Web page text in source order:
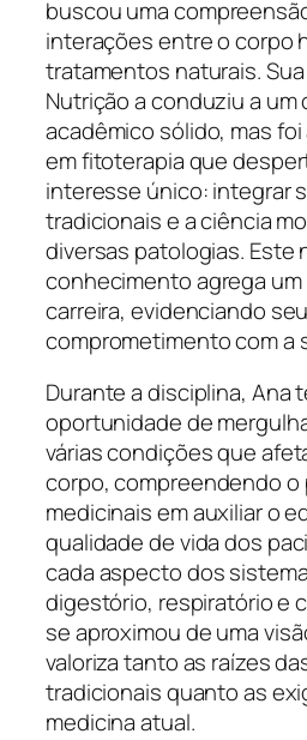
buscou uma
interações entre o corpo
tratamentos naturais.
Nutrição a conduziu a um
acadêmico sólido, mas
em fitoterapia que
interesse único: integrar
tradicionais e a ciência
diversas patologias. Este
conhecimento agrega
carreira, evidenciando seu
comprometimento com a
Durante a disciplina, Ana
oportunidade de
várias condições que
corpo, compreendendo o
medicinais em auxiliar o
qualidade de vida dos
cada aspecto dos
digestório, respiratório e
se aproximou de uma
valoriza tanto as raízes
tradicionais quanto as
medicina atual.